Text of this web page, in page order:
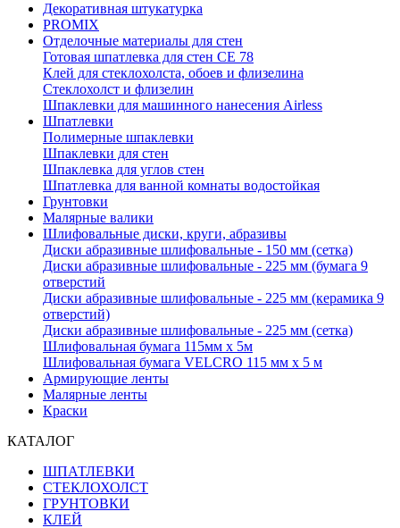
Декоративная штукатурка
PROMIX
Отделочные материалы для стен
Готовая шпатлевка для стен CE 78
Клей для стеклохолста, обоев и флизелина
Стеклохолст и флизелин
Шпаклевки для машинного нанесения Airless
Шпатлевки
Полимерные шпаклевки
Шпаклевки для стен
Шпаклевка для углов стен
Шпатлевка для ванной комнаты водостойкая
Грунтовки
Малярные валики
Шлифовальные диски, круги, абразивы
Диски абразивные шлифовальные - 150 мм (сетка)
Диски абразивные шлифовальные - 225 мм (бумага 9
отверстий
Диски абразивные шлифовальные - 225 мм (керамика 9
отверстий)
Диски абразивные шлифовальные - 225 мм (сетка)
Шлифовальная бумага 115мм х 5м
Шлифовальная бумага VELCRO 115 мм х 5 м
Армирующие ленты
Малярные ленты
Краски
КАТАЛОГ
ШПАТЛЕВКИ
СТЕКЛОХОЛСТ
ГРУНТОВКИ
КЛЕЙ